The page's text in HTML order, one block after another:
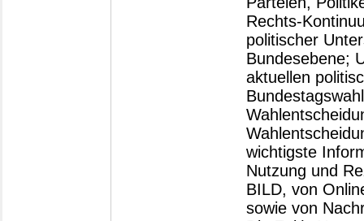
Rechts-
politischer
Bundesebene;
aktuellen
wichtigste
Nutzung und
BILD, von
sowie von